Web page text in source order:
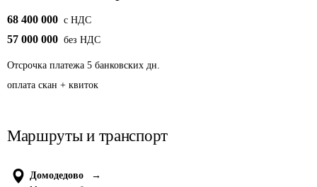
68 400 000 c НДС
57 000 000 без НДС
Отсрочка платежа 5 банковских дн.
оплата скан + квиток
Маршруты и транспорт
Домодедово →